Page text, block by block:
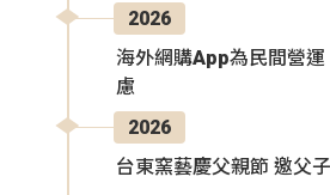
2026
海外網購App為民間營運
慮
2026
台東窯藝慶父親節 邀父